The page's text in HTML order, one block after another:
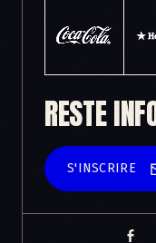
RESTE
S'INSCRIRE